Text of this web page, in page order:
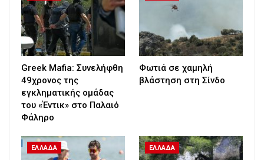
Greek Mafia: Συνελήφθη
49χρονος της
εγκληματικής ομάδας
του «Έντικ» στο Παλαιό
Φάληρο
Φωτιά σε χαμηλή
βλάστηση στη Σίνδο
ΕΛΛΑΔΑ ΕΛΛΑΔΑ